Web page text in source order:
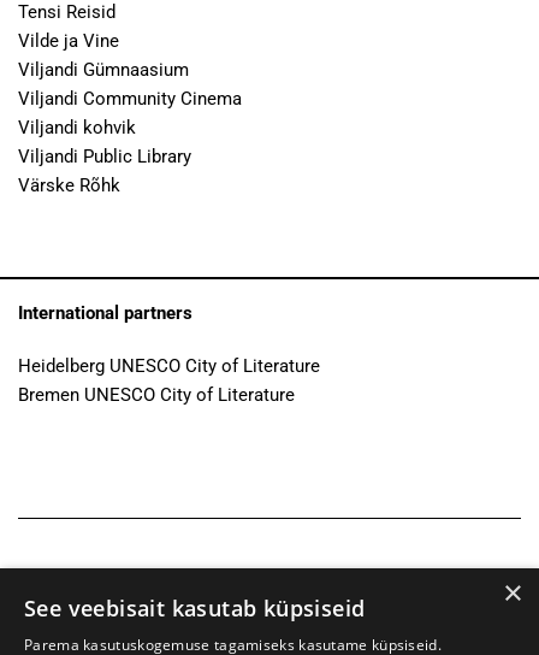
Tensi Reisid
Vilde ja Vine
Viljandi Gümnaasium
Viljandi Community Cinema
Viljandi kohvik
Viljandi Public Library
Värske Rõhk
International partners
Heidelberg UNESCO City of Literature
Bremen UNESCO City of Literature
×
See veebisait kasutab küpsiseid
Parema kasutuskogemuse tagamiseks kasutame küpsiseid.